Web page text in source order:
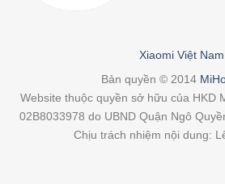
Xiaomi Việt Nam
Bản quyền © 2014
Website thuộc quyền sở hữu của HKD
02B8033978 do UBND Quận Ngô
Chịu trách nhiệm nội dung: